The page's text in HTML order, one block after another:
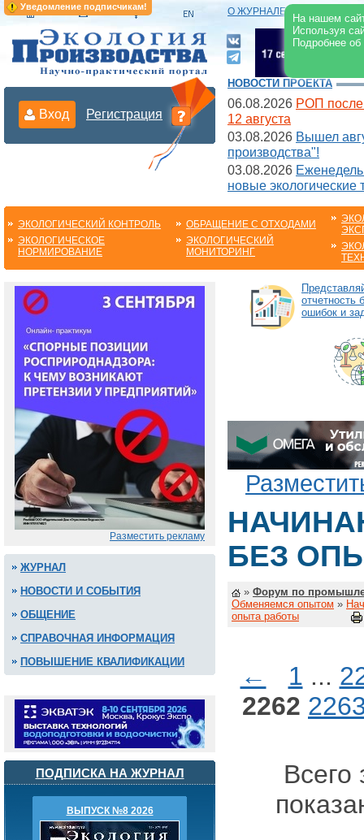
Уведомление подписчикам!
На нашем
Используя
Подробнее
О ЖУРНАЛЕ |
Вход Регистрация
НОВОСТИ ПРОЕКТА
06.08.2026 РОП после
12 августа
03.08.2026 Вышел
производства"!
03.08.2026
новые экологические
ЭКОЛОГИЧЕСКИЙ КОНТРОЛЬ
ЭКОЛОГИЧЕСКОЕ
НОРМИРОВАНИЕ
ОБРАЩЕНИЕ С ОТХОДАМИ
ЭКОЛОГИЧЕСКИЙ
МОНИТОРИНГ
Разместить рекламу
ЖУРНАЛ
НОВОСТИ И СОБЫТИЯ
ОБЩЕНИЕ
СПРАВОЧНАЯ ИНФОРМАЦИЯ
ПОВЫШЕНИЕ КВАЛИФИКАЦИИ
ПОДПИСКА НА ЖУРНАЛ
ВЫПУСК №8 2026
отчетность
ошибок и
БЕЗ
» Форум по
Обменяемся опытом »
опыта работы
← 1 ...
2262
Всего